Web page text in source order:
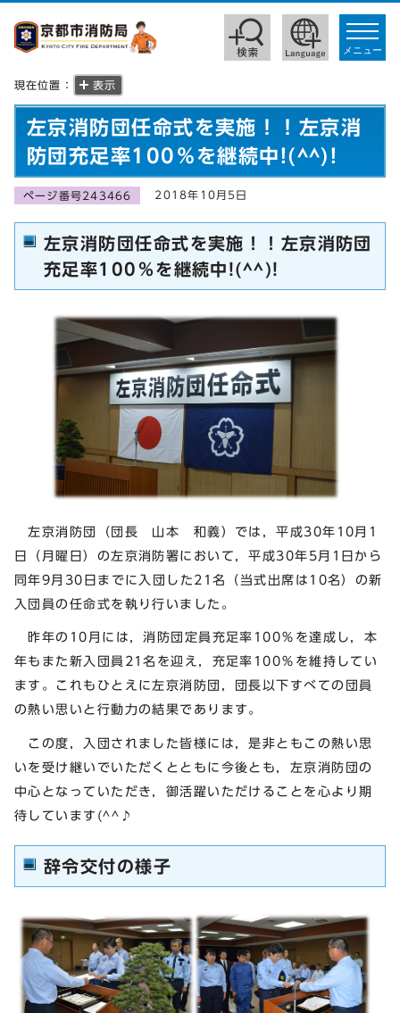
toggle
メニュー
現在位置： 表示
左京消防団任命式を実施！！左京消
防団充足率100％を継続中!(^^)!
ページ番号243466 2018年10月5日
左京消防団任命式を実施！！左京消防団
充足率100％を継続中!(^^)!
左京消防団（団長 山本 和義）では，平成30年10月1
日（月曜日）の左京消防署において，平成30年5月1日から
同年9月30日までに入団した21名（当式出席は10名）の新
入団員の任命式を執り行いました。
昨年の10月には，消防団定員充足率100％を達成し，本
年もまた新入団員21名を迎え，充足率100％を維持してい
ます。これもひとえに左京消防団，団長以下すべての団員
の熱い思いと行動力の結果であります。
この度，入団されました皆様には，是非ともこの熱い思
いを受け継いでいただくとともに今後とも，左京消防団の
中心となっていただき，御活躍いただけることを心より期
待しています(^^♪
辞令交付の様子